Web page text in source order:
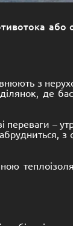
або
з
де
–
з